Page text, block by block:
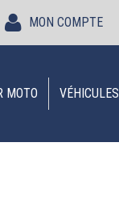
MON COMPTE
MOTO VÉHICULES